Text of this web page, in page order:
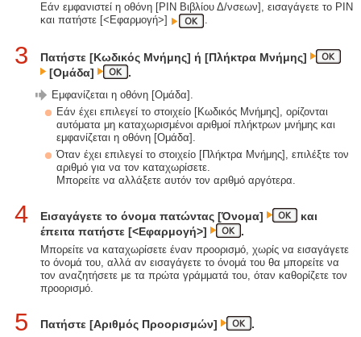
Εάν εμφανιστεί η οθόνη [PIN Βιβλίου Δ/νσεων], εισαγάγετε το PIN
και πατήστε [<Εφαρμογή>]
.
3
Πατήστε [Κωδικός Μνήμης] ή [Πλήκτρα Μνήμης]
[Ομάδα]
.
Εμφανίζεται η οθόνη [Ομάδα].
Εάν έχει επιλεγεί το στοιχείο [Κωδικός Μνήμης], ορίζονται
αυτόματα μη καταχωρισμένοι αριθμοί πλήκτρων μνήμης και
εμφανίζεται η οθόνη [Ομάδα].
Όταν έχει επιλεγεί το στοιχείο [Πλήκτρα Μνήμης], επιλέξτε τον
αριθμό για να τον καταχωρίσετε.
Μπορείτε να αλλάξετε αυτόν τον αριθμό αργότερα.
4 Εισαγάγετε το όνομα πατώντας [Όνομα]
και
έπειτα πατήστε [<Εφαρμογή>]
.
Μπορείτε να καταχωρίσετε έναν προορισμό, χωρίς να εισαγάγετε
το όνομά του, αλλά αν εισαγάγετε το όνομά του θα μπορείτε να
τον αναζητήσετε με τα πρώτα γράμματά του, όταν καθορίζετε τον
προορισμό.
5 Πατήστε [Αριθμός Προορισμών] .